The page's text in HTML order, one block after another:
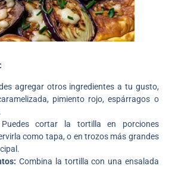
agregar otros ingredientes a tu gusto,
pimiento rojo, espárragos o
Puedes cortar la tortilla en porciones
como tapa, o en trozos más grandes
Combina la tortilla con una ensalada